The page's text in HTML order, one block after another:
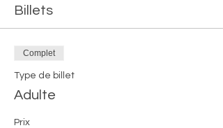
Billets
Complet
Type de billet
Adulte
Prix